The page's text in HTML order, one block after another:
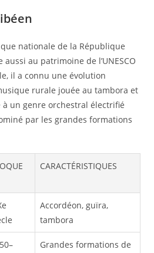
nationale de la République
au patrimoine de l’UNESCO
il a connu une évolution
rurale jouée au tambora et
à un genre orchestral électrifié
par les grandes formations
CARACTÉRISTIQUES
Accordéon, guïra,
tambora
Grandes formations de